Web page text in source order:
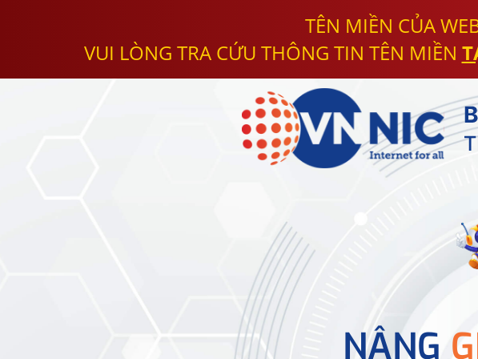
TÊN MIỀN CỦA
VUI LÒNG TRA CỨU THÔNG TIN TÊN MIỀN
NÂNG